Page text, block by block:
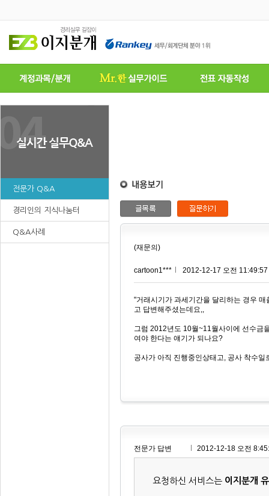
전문가 Q&A
경리인의 지식나눔터
Q&A사례
(재문의)
cartoon1*** 2012-12-17 오전 11:49:57
"거래시기가 과세기간을 달리하는 경우
고 답변해주셨는데요,,
그럼 2012년도 10월~11월사이에 선수금
여야 한다는 얘기가 되나요?
공사가 아직 진행중인상태고, 공사 착수
전문가 답변 2012-12-18 오전
요청하신 서비스는 이지분개